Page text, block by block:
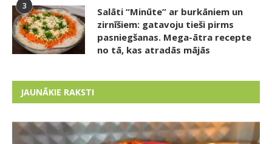
3
Salāti “Minūte” ar burkāniem un
zirnīšiem: gatavoju tieši pirms
pasniegšanas. Mega-ātra recepte
no tā, kas atradās mājās
JAUNĀKIE RAKSTI